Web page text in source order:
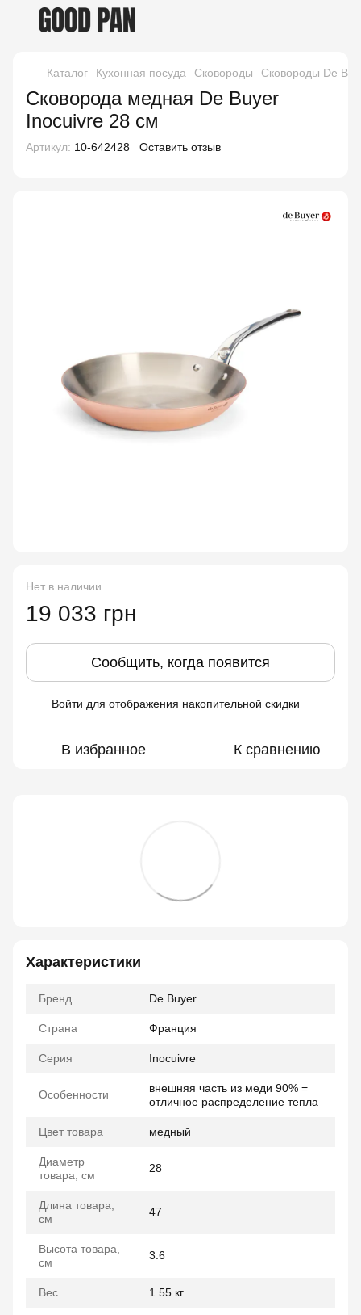
Каталог Кухонная посуда Сковороды Сковороды De
Сковорода медная De Buyer
Inocuivre 28 см
Артикул: 10-642428 Оставить отзыв
Нет в наличии
19 033 грн
Сообщить, когда появится
Войти для отображения накопительной скидки
В избранное К сравнению
Характеристики
Бренд De Buyer
Страна Франция
Серия Inocuivre
Особенности
внешняя часть из меди 90% =
отличное распределение тепла
Цвет товара медный
Диаметр
товара, см
28
Длина товара,
см
47
Высота товара,
см
3.6
Вес 1.55 кг